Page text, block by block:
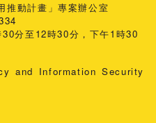
推動計畫」專案辦公室
分至12時30分，下午1時30
and Information Security